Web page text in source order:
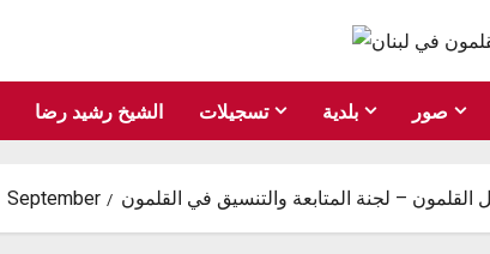
الشيخ رشيد رضا تسجيلات بلدية صور
September القلمون – لجنة المتابعة والتنسيق في القلمون